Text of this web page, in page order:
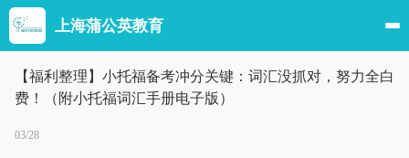
上海蒲公英教育
【福利整理】小托福备考冲分关键：词汇没抓对，努力全白
费！（附小托福词汇手册电子版）
03/28